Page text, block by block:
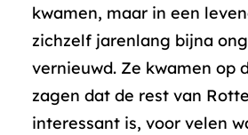
kwamen, maar in een
zichzelf jarenlang bijna
vernieuwd. Ze kwamen op
zagen dat de rest van
interessant is, voor velen